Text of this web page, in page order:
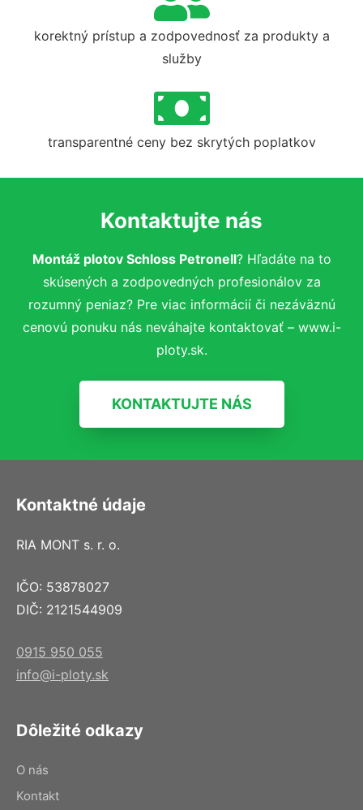
korektný prístup a zodpovednosť za produkty a
služby
transparentné ceny bez skrytých poplatkov
Kontaktujte nás
Montáž plotov Schloss Petronell? Hľadáte na to
skúsených a zodpovedných profesionálov za
rozumný peniaz? Pre viac informácií či nezáväznú
cenovú ponuku nás neváhajte kontaktovať – www.i-
ploty.sk.
KONTAKTUJTE NÁS
Kontaktné údaje
RIA MONT s. r. o.
IČO: 53878027
DIČ: 2121544909
0915 950 055
info@i-ploty.sk
Dôležité odkazy
O nás
Kontakt